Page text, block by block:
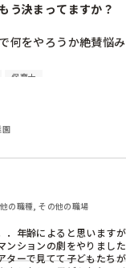
う決まってますか？
何をやろうか絶賛悩み
もたちも楽しんで大
！
保育士
園
の職種, その他の職場
．年齢によると思いますが
ンションの劇をやりました
ターで見てて子どもたち